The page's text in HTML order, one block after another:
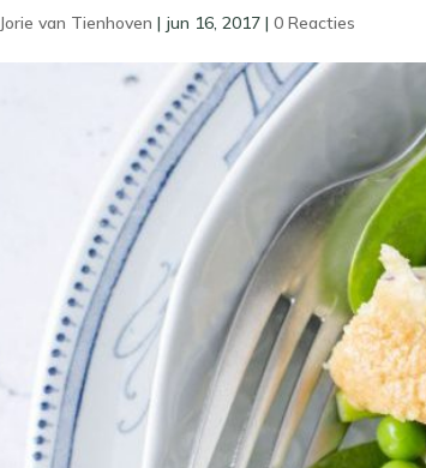
Jorie van Tienhoven | jun 16, 2017 |0 Reacties